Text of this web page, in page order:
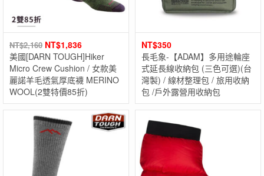
NT$2,160 NT$1,836
美國[DARN TOUGH]Hiker
Micro Crew Cushion / 女款美
麗諾羊毛透氣厚底襪 MERINO
WOOL(2雙特價85折)
NT$350
長毛象-【ADAM】多用途輪座
式延長線收納包 (三色可選)(台
灣製) / 線材整理包 / 旅用收納
包 /戶外露營用收納包